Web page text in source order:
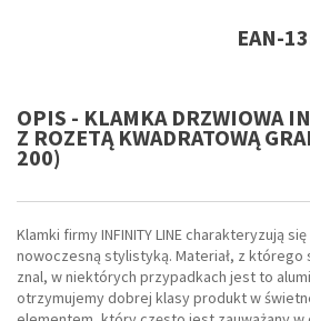
EAN-
OPIS - KLAMKA DRZWIOWA
Z ROZETĄ KWADRATOWĄ
200)
Klamki firmy INFINITY LINE charakteryzują
nowoczesną stylistyką. Materiał, z którego
znal, w niektórych przypadkach jest to
otrzymujemy dobrej klasy produkt w